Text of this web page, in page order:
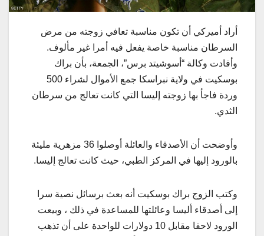
أراد أميركي أن تكون مناسبة تعافي زوجته من مرض
السرطان مناسبة خاصة يفعل فيه أمرا غير مألوف.
وأفادت وكالة “أسوشيتد برس”، الجمعة، بأن براك
بوسكيت في ولاية نبراسكا جمع الأموال لشراء 500
وردة فاجأ بها زوجته إليسا التي كانت تعالج من سرطان
الثدي.
وأوضحت أن الأصدقاء والعائلة أوصلوا 36 مزهرية مليئة
بالورود إليها في المركز الطبي، حيث كانت تعالج إليسا.
وكتب الزوج براك بوسكيت أنه بعث برسائل نصية سرا
إلى أصدقاء أليسا وعائلتها للمساعدة في ذلك ، وبيعت
الورود لاحقا مقابل 10 دولارات للواحدة على أن تذهب